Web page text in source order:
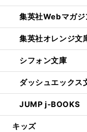
集英社Webマガジ
集英社オレンジ文
シフォン文庫
ダッシュエックス
JUMP j-BOOKS
キッズ